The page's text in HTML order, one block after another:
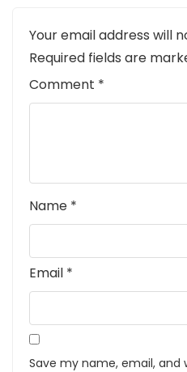
Your email address will
Required fields are
Comment *
Name *
Email *
Save my name, email, and